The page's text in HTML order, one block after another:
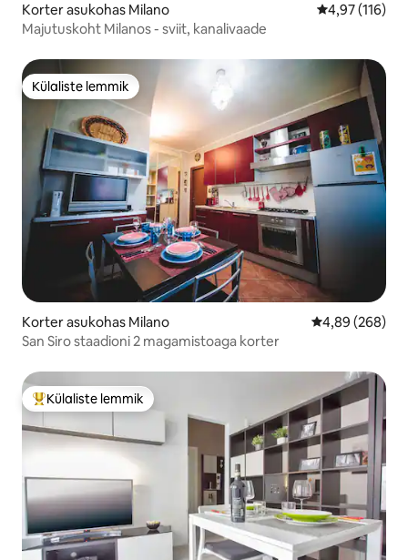
Korter asukohas Milano Keskmine
4,97 (116)
Majutuskoht Milanos - sviit, kanalivaade
Külaliste lemmik
Külaliste lemmik
Korter asukohas Milano Keskmine
4,89 (268)
San Siro staadioni 2 magamistoaga korter
Külaliste suur lemmik
Külaliste lemmik